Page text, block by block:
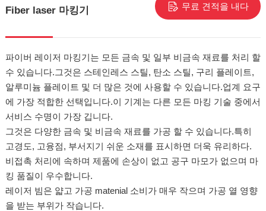
Fiber laser 마킹기 무료 견적을 내다
파이버 레이저 마킹기는 모든 금속 및 일부 비금속 재료를 처리 할
수 있습니다.그것은 스테인레스 스틸, 탄소 스틸, 구리 플레이트,
알루미늄 플레이트 및 더 많은 것에 사용할 수 있습니다.업계 요구
에 가장 적합한 선택입니다.이 기계는 다른 모든 마킹 기술 중에서
서비스 수명이 가장 깁니다.
그것은 다양한 금속 및 비금속 재료를 가공 할 수 있습니다.특히
고경도, 고융점, 부서지기 쉬운 소재를 표시하면 더욱 유리하다.
비접촉 처리에 속하며 제품에 손상이 없고 공구 마모가 없으며 마
킹 품질이 우수합니다.
레이저 빔은 얇고 가공 matenial 소비가 매우 작으며 가공 열 영향
을 받는 부위가 작습니다.